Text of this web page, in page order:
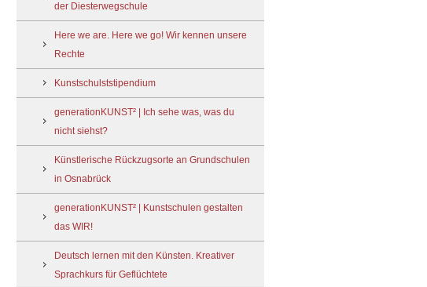
der Diesterwegschule
Here we are. Here we go! Wir kennen unsere
Rechte
Kunstschulststipendium
generationKUNST² | Ich sehe was, was du
nicht siehst?
Künstlerische Rückzugsorte an Grundschulen
in Osnabrück
generationKUNST² | Kunstschulen gestalten
das WIR!
Deutsch lernen mit den Künsten. Kreativer
Sprachkurs für Geflüchtete